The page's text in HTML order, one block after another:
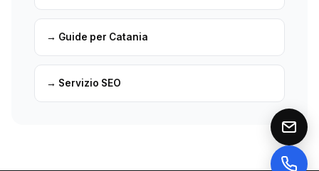
→ Guide per Catania
→ Servizio SEO